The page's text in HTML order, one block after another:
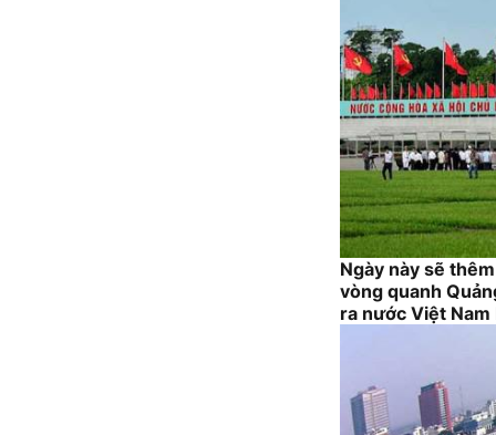
Ngày này sẽ
vòng quanh
ra nước Việt Nam